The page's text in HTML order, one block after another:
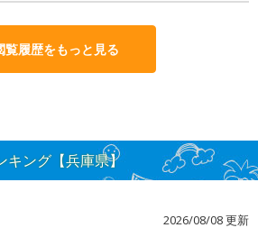
覧履歴をもっと見る
キング【兵庫県】
2026/08/08 更新